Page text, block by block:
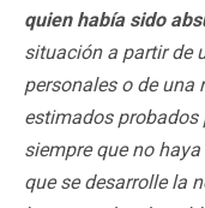
quien había sido
situación a partir de
personales o de una
estimados probados
siempre que no
que se desarrolle la